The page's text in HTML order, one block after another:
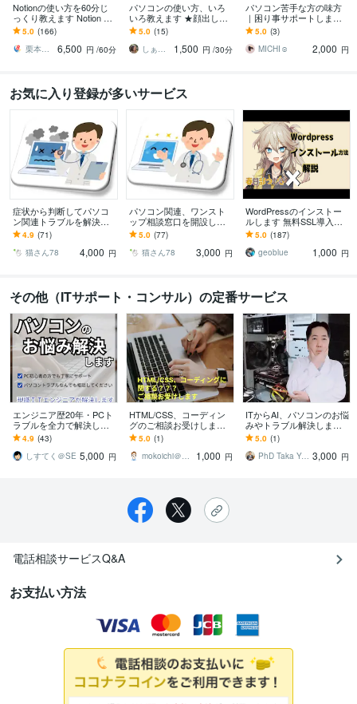
Notionの使い方を60分じ
っくり教えます Notion AI
活用を徹底サポート！認
定コンサルの個別指導
5.0 (166)
栗本｜ Notion公認コンサルタント
6,500 円 /60分
パソコンの使い方、いろ
いろ教えます ★顔出し不
要！操作の悩みを解決♪
5.0 (15)
しぁお（Xiao）
1,500 円 /30分
パソコン苦手な方の味方
｜困り事サポートします
やり方がわからない、設
定ができないなどご相談
ください◎
5.0 (3)
MICHI☺︎
2,000 円
お気に入り登録が多いサービス
症状から判断してパソコ
ン関連トラブルを解決し
ます パソコン本体はもち
ろん、周辺機器、ネット
ワークも対応します。
4.9 (71)
猫さん78
4,000 円
パソコン関連、ワンスト
ップ相談窓口を開設して
います 素朴な疑問から、
機種選定、ソフト選定、
ネットワークまで
5.0 (77)
猫さん78
3,000 円
WordPressのインストー
ルします 無料SSL導入を
含め難しいサーバーの操
作など代わってお手伝い
5.0 (187)
geoblue
1,000 円
その他（ITサポート・コンサル）の定番サービス
エンジニア歴20年・PCト
ラブルを全力で解決しま
す メール設定・ソフトの
バージョンアップ・PC購
入アドバイスも！
4.9 (43)
しすてく＠SE 5,000 円
HTML/CSS、コーディン
グのご相談お受けします
お気軽に相談して解決の
糸口を見つけます。
5.0 (1)
mokoichi＠web制作・コーダー
1,000 円
ITからAI、パソコンのお悩
みやトラブル解決します
現役技術者で博士(工学)号
保持者がやさしく対処法
をお伝え！
5.0 (1)
PhD Taka Yonemura 3,000 円
電話相談サービスQ&A
お支払い方法